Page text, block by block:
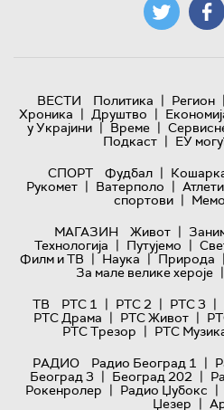
ВЕСТИ Политика | Регион |
Хроника | Друштво |
у Украјини | Време |
Подкаст | ЕУ
СПОРТ
Фудбал |
Рукомет | Ватерполо |
спортови |
МАГАЗИН
Живот |
Технологијa | Путујемо |
Филм и ТВ | Наука | Природа |
За мале велике хероје |
ТВ
РТС 1 | РТС 2 | РТС 3 |
РТС Драма | РТС Живот |
РТС Трезор | РТС
РАДИО
Радио Београд 1 |
Београд 3 | Београд 202 |
Рокенролер | Радио Џубокс |
Џезер |